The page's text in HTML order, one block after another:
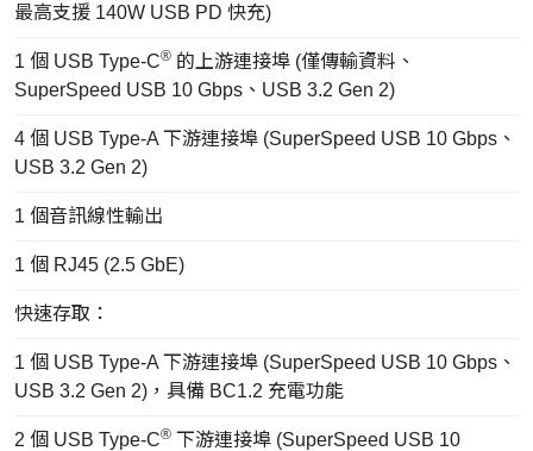
最高支援 140W USB PD 快充)
1 個 USB Type-C® 的上游連接埠 (僅傳輸資料、
SuperSpeed USB 10 Gbps、USB 3.2 Gen 2)
4 個 USB Type-A 下游連接埠 (SuperSpeed USB 10 Gbps、
USB 3.2 Gen 2)
1 個音訊線性輸出
1 個 RJ45 (2.5 GbE)
快速存取：
1 個 USB Type-A 下游連接埠 (SuperSpeed USB 10 Gbps、
USB 3.2 Gen 2)，具備 BC1.2 充電功能
2 個 USB Type-C® 下游連接埠 (SuperSpeed USB 10